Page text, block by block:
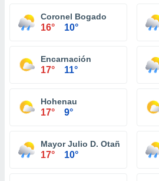
Coronel Bogado
16° 10°
Encarnación
17° 11°
Hohenau
17° 9°
Mayor Julio D. Otaño
17° 10°